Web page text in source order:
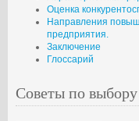
Оценка
Направления
предприятия.
Заключение
Глоссарий
Советы по выбору